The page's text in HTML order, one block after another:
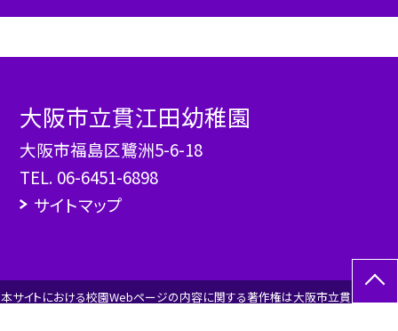
大阪市立貫江田幼稚園
大阪市福島区鷺洲5-6-18
TEL. 06-6451-6898
サイトマップ
本サイトにおける校園Webページの内容に関する著作権は大阪市立貫江田幼稚